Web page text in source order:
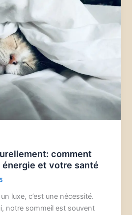
comment
et votre santé
luxe, c’est une nécessité.
notre sommeil est souvent